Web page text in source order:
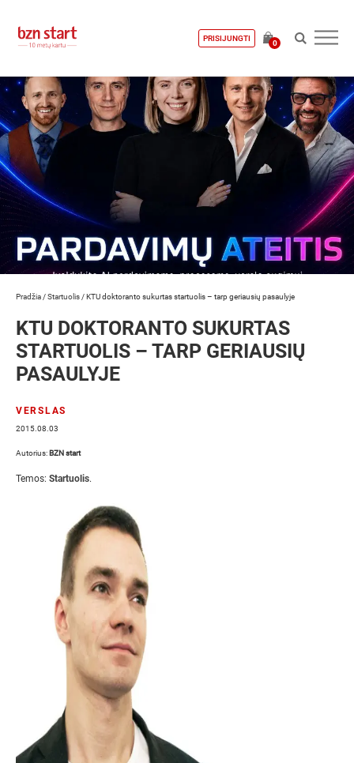
PRISIJUNGTI
0
Pradžia /Startuolis /KTU doktoranto sukurtas startuolis – tarp geriausių pasaulyje
KTU DOKTORANTO SUKURTAS
STARTUOLIS – TARP GERIAUSIŲ
PASAULYJE
VERSLAS
2015.08.03
Autorius: BZN start
Temos: Startuolis.